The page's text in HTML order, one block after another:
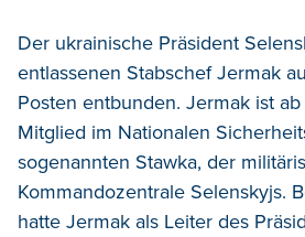
Der ukrainische Präsident
entlassenen Stabschef Jermak
Posten entbunden. Jermak ist
Mitglied im Nationalen
sogenannten Stawka, der
Kommandozentrale Selenskyjs.
hatte Jermak als Leiter des